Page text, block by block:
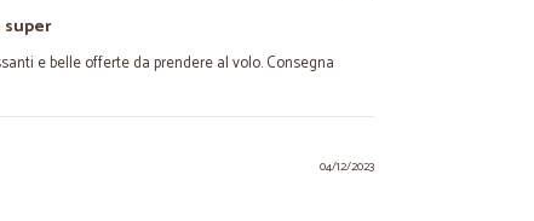
super
e belle offerte da prendere al volo. Consegna
04/12/2023